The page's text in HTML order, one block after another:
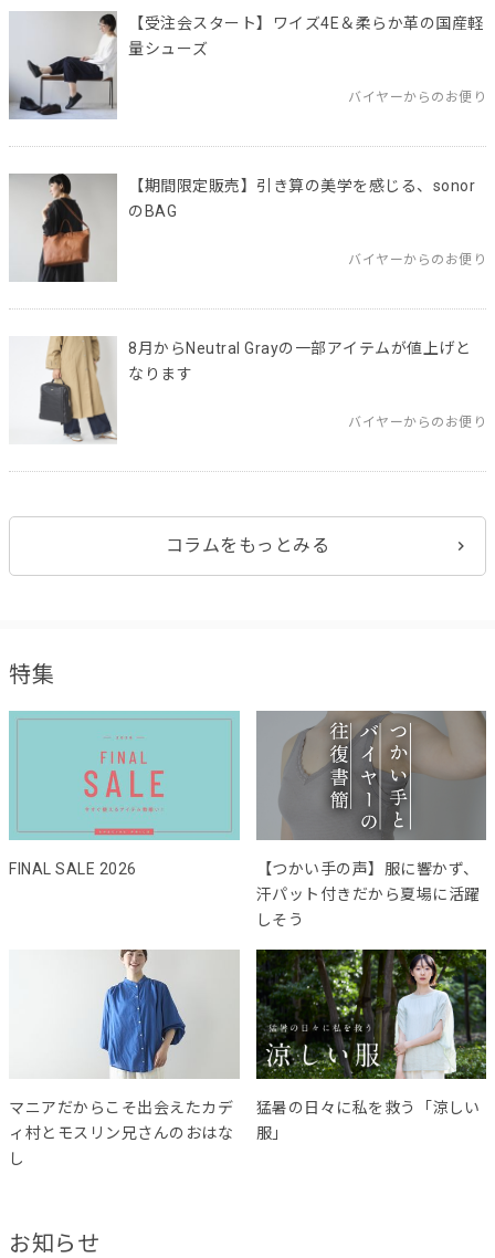
【受注会スタート】ワイズ4E＆柔らか革の国産軽
量シューズ
バイヤーからのお便り
【期間限定販売】引き算の美学を感じる、sonor
のBAG
バイヤーからのお便り
8月からNeutral Grayの一部アイテムが値上げと
なります
バイヤーからのお便り
コラムをもっとみる
特集
FINAL SALE 2026
【つかい手の声】服に響かず、
汗パット付きだから夏場に活躍
しそう
マニアだからこそ出会えたカデ
ィ村とモスリン兄さんのおはな
し
猛暑の日々に私を救う「涼しい
服」
お知らせ